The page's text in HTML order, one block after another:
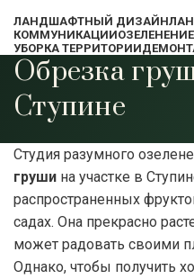
ЛАНДШАФТНЫЙ ДИЗАЙН
КОММУНИКАЦИИОЗЕЛЕНЕНИЕ
УБОРКА ТЕРРИТОРИИ
Обрезка
Ступине
Студия разумного
груши на участке в
распространенных
садах. Она прекрасно
может радовать своими
Однако, чтобы получить